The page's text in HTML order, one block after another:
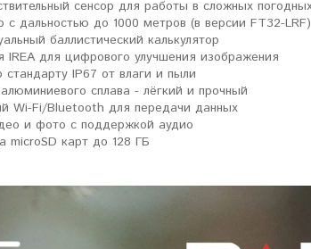
сенсор для работы в сложных
с дальностью до 1000 метров (в версии FT32-LRF)
баллистический калькулятор
IREA для цифрового улучшения изображения
IP67 от влаги и пыли
сплава - лёгкий и прочный
Wi-Fi/Bluetooth для передачи данных
и фото с поддержкой аудио
microSD карт до 128 ГБ